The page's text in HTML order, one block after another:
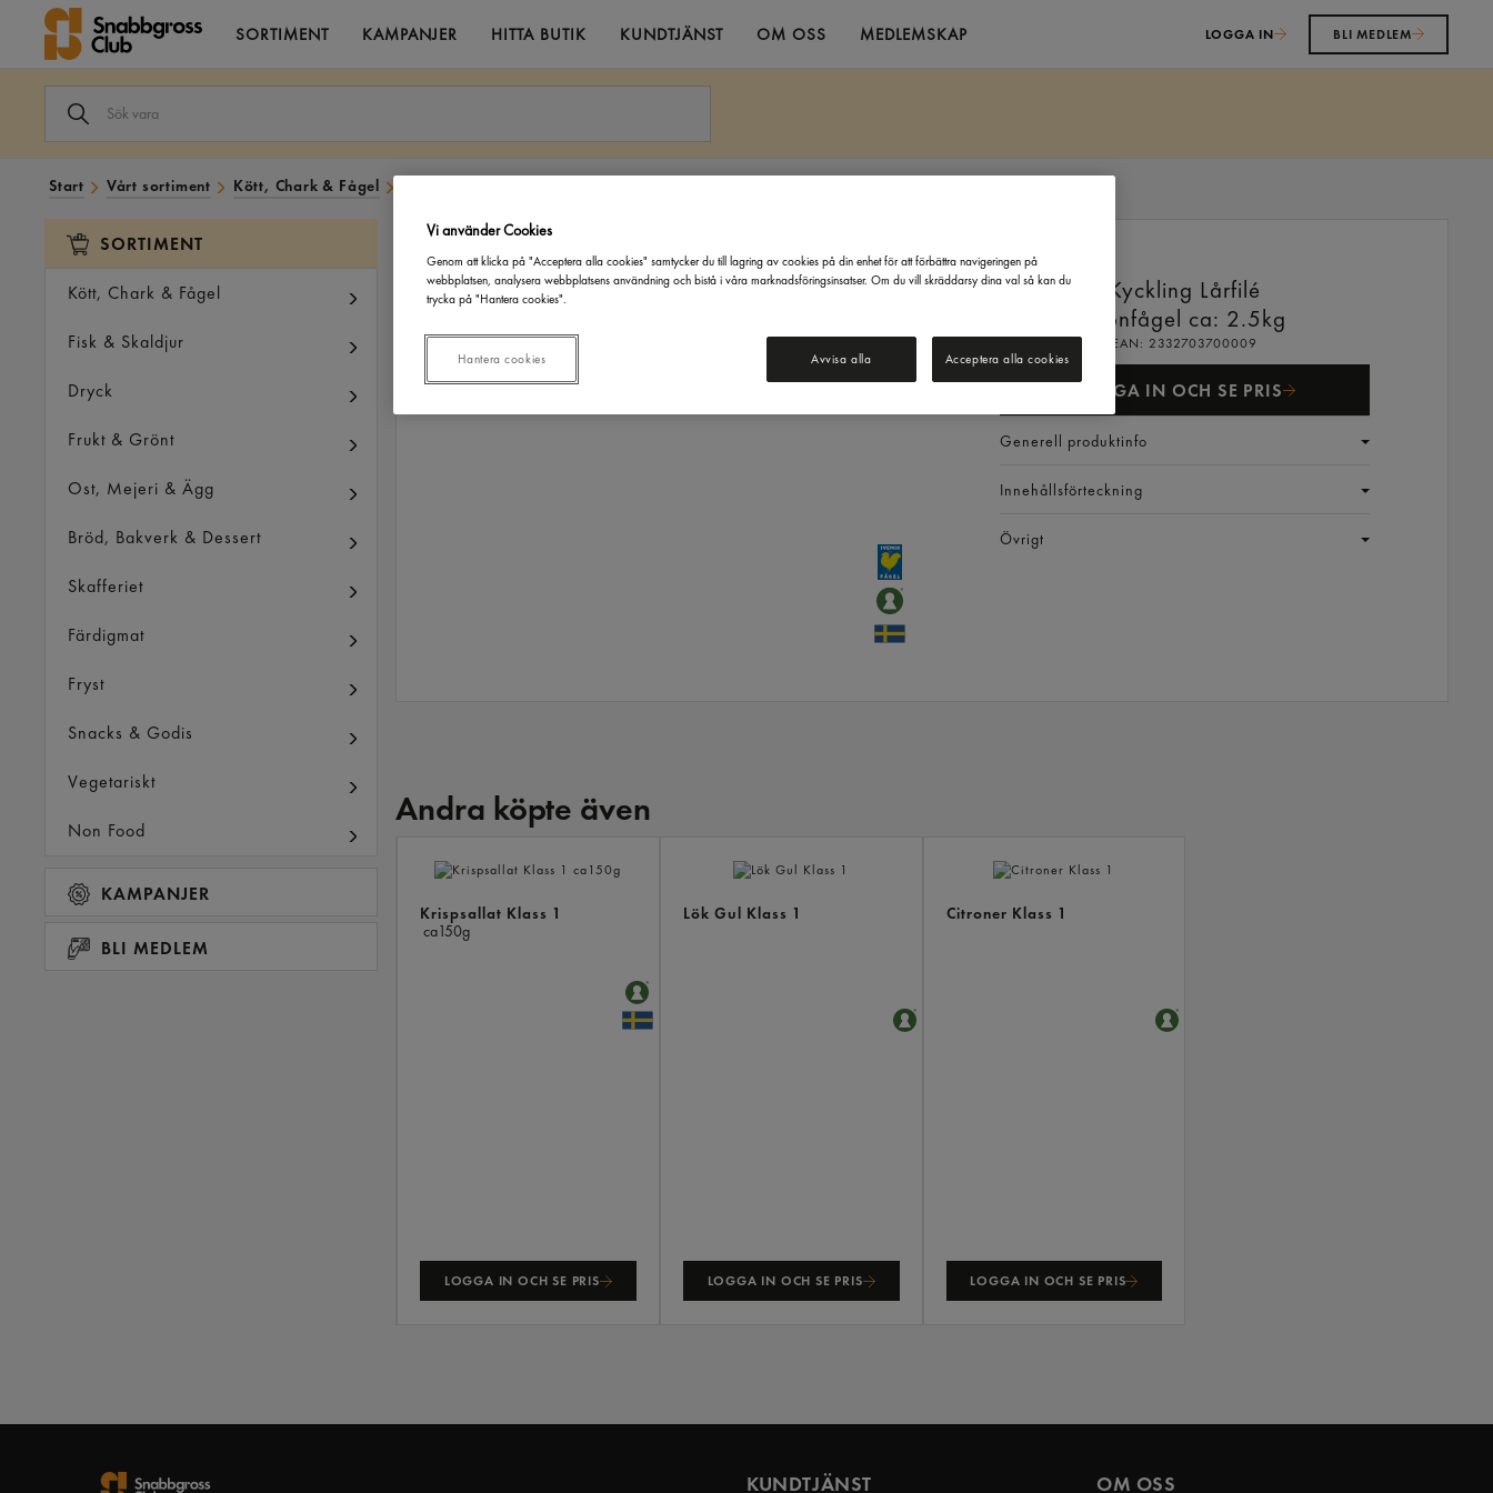
SORTIMENT KAMPANJER HITTA BUTIK KUNDTJÄNST OM OSS MEDLEMSKAP LOGGA IN BLI MEDLEM
VARA
Start Vårt sortiment Kött, Chark & Fågel
SORTIMENT
Kött, Chark & Fågel
Fisk & Skaldjur
Dryck
Frukt & Grönt
Ost, Mejeri & Ägg
Bröd, Bakverk & Dessert
Skafferiet
Färdigmat
Fryst
Snacks & Godis
Vegetariskt
Non Food
KAMPANJER
BLI MEDLEM
Kyckling Lårfilé
Kronfågel ca: 2.5kg
EAN: 2332703700009
LOGGA IN OCH SE PRIS
Generell produktinfo
Innehållsförteckning
Övrigt
Andra köpte även
Krispsallat Klass 1
ca150g
LOGGA IN OCH SE PRIS
Lök Gul Klass 1
LOGGA IN OCH SE PRIS
Citroner Klass 1
LOGGA IN OCH SE PRIS
KUNDTJÄNST OM OSS
Vi använder Cookies
Genom att klicka på "Acceptera alla cookies" samtycker du till lagring av cookies på din enhet för att förbättra navigeringen på
webbplatsen, analysera webbplatsens användning och bistå i våra marknadsföringsinsatser. Om du vill skräddarsy dina val så kan du
trycka på "Hantera cookies".
Avvisa alla Acceptera alla cookies
Hantera cookies